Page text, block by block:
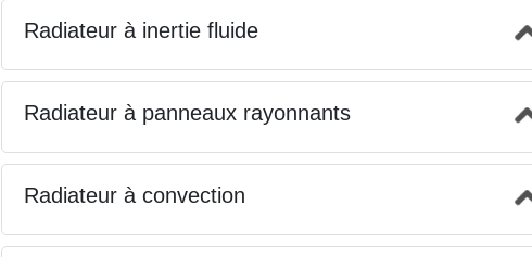
Radiateur à inertie fluide
Radiateur à panneaux rayonnants
Radiateur à convection